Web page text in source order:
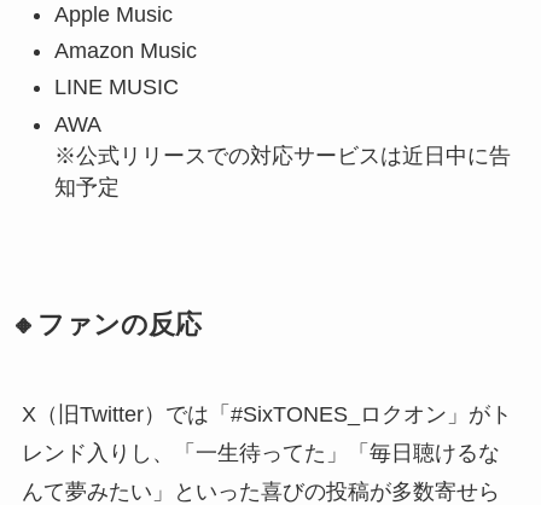
Apple Music
Amazon Music
LINE MUSIC
AWA
※公式リリースでの対応サービスは近日中に告
知予定
🔸ファンの反応
X（旧Twitter）では「#SixTONES_ロクオン」がト
レンド入りし、「一生待ってた」「毎日聴けるな
んて夢みたい」といった喜びの投稿が多数寄せら